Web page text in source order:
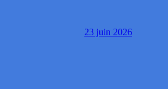
23 juin 2026